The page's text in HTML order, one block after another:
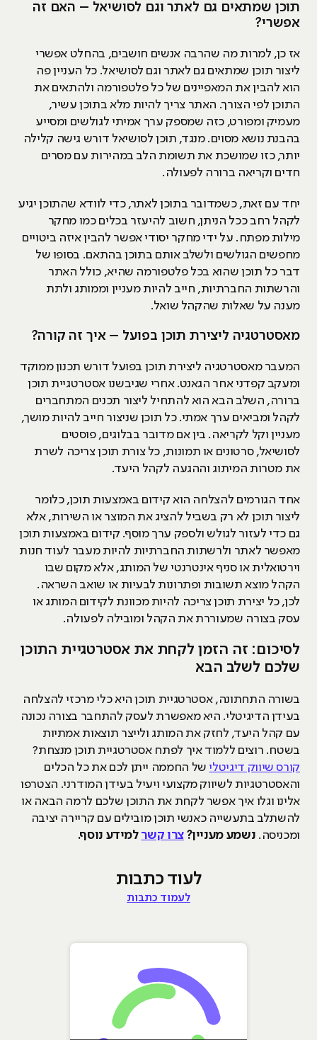
תוכן שמתאים גם לאתר וגם לסושיאל – האם זה
אפשרי?
אז כן, למרות מה שהרבה אנשים חושבים, בהחלט אפשרי
ליצור תוכן שמתאים גם לאתר וגם לסושיאל. כל העניין פה
הוא להבין את המאפיינים של כל פלטפורמה ולהתאים את
התוכן לפי הצורך. האתר צריך להיות מלא בתוכן עשיר,
מעמיק ומפורט, כזה שמספק ערך אמיתי לגולשים ומסייע
בהבנת נושא מסוים. מנגד, תוכן לסושיאל דורש גישה קלילה
יותר, כזו שמושכת את תשומת הלב במהירות עם מסרים
חדים וקריאה ברורה לפעולה.
יחד עם זאת, כשמדובר בתוכן לאתר, כדי לוודא שהתוכן יגיע
לקהל רחב ככל הניתן, חשוב להיעזר בכלים כמו מחקר
מילות מפתח. על ידי מחקר יסודי אפשר להבין איזה ביטויים
מחפשים הגולשים ולשלב אותם בתוכן בהתאם. בסופו של
דבר כל תוכן שהוא בכל פלטפורמה שהיא, כולל האתר
והרשתות החברתיות, חייב להיות מעניין וממותג ולתת
מענה על שאלות שהקהל שואל.
מאסטרטגיה ליצירת תוכן בפועל – איך זה קורה?
המעבר מאסטרטגיה ליצירת תוכן בפועל דורש תכנון ממוקד
ומעקב קפדני אחר הגאנט. אחרי שגיבשנו אסטרטגיית תוכן
ברורה, השלב הבא הוא להתחיל ליצור תכנים המתחברים
לקהל ומביאים ערך אמתי. כל תוכן שניצור חייב להיות מושך,
מעניין וקל לקריאה. בין אם מדובר בבלוגים, פוסטים
לסושיאל, סרטונים או תמונות, כל צורת תוכן צריכה לשרת
את מטרות המיתוג וההגעה לקהל היעד.
אחד הגורמים להצלחה הוא קידום באמצעות תוכן, כלומר
ליצור תוכן לא רק בשביל להציג את המוצר או השירות, אלא
גם כדי לעזור לגולש ולספק ערך מוסף. קידום באמצעות תוכן
מאפשר לאתר ולרשתות החברתיות להיות מעבר לעוד חנות
וירטואלית או סניף אינטרנטי של המותג, אלא מקום שבו
הקהל מוצא תשובות ופתרונות לבעיות או שואב השראה.
לכן, כל יצירת תוכן צריכה להיות מכוונת לקידום המותג או
עסק בצורה שמעוררת את הקהל ומובילה לפעולה.
לסיכום: זה הזמן לקחת את אסטרטגיית התוכן
שלכם לשלב הבא
בשורה התחתונה, אסטרטגיית תוכן היא כלי מרכזי להצלחה
בעידן הדיגיטלי. היא מאפשרת לעסק להתחבר בצורה נכונה
עם קהל היעד, לחזק את המותג ולייצר תוצאות אמתיות
בשטח. רוצים ללמוד איך לפתח אסטרטגיית תוכן מנצחת?
קורס שיווק דיגיטלי של החממה ייתן לכם את כל הכלים
והאסטרטגיות לשיווק מקצועי ויעיל בעידן המודרני. הצטרפו
אלינו וגלו איך אפשר לקחת את התוכן שלכם לרמה הבאה או
להשתלב בתעשייה כאנשי תוכן מובילים עם קריירה יציבה
ומכניסה. נשמע מעניין?צרו קשר למידע נוסף.
לעוד כתבות
לעמוד כתבות